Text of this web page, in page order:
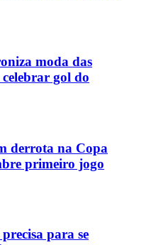
moda das
gol do
derrota na Copa
primeiro jogo
para se